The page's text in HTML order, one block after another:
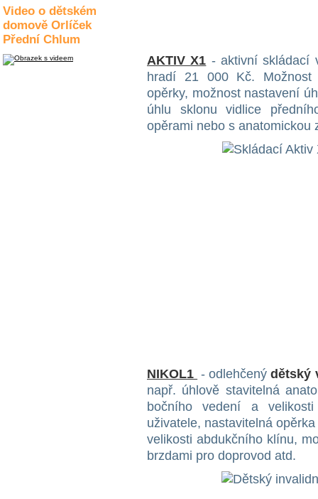
Video o dětském
domově Orlíček
Přední Chlum
AKTIV X1 - aktivní skládací
hradí 21 000 Kč. Možnost
opěrky, možnost nastavení
úhlu sklonu vidlice
opěrami nebo s anatomickou
NIKOL1 - odlehčenýdětský
např. úhlově stavitelná
bočního vedení a
uživatele, nastavitelná
velikosti abdukčního klínu,
brzdami pro doprovod atd.